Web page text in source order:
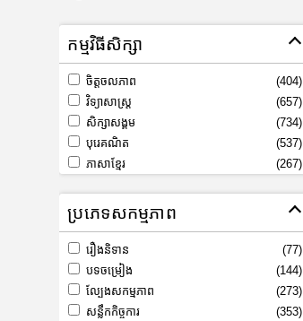
កម្មវិធីសិក្សា
(404)
ចិត្តចលភាព
(657)
វិទ្យាសាស្រ្ត
(734)
សិក្សាសង្គម
(537)
បុរេគណិត
(267)
ភាសាខ្មែរ
ប្រភេទសកម្មភាព
(77)
រឿងនិទាន
(144)
បទចម្រៀង
(273)
ល្បែងសកម្មភាព
(353)
សន្លឹកកិច្ចការ